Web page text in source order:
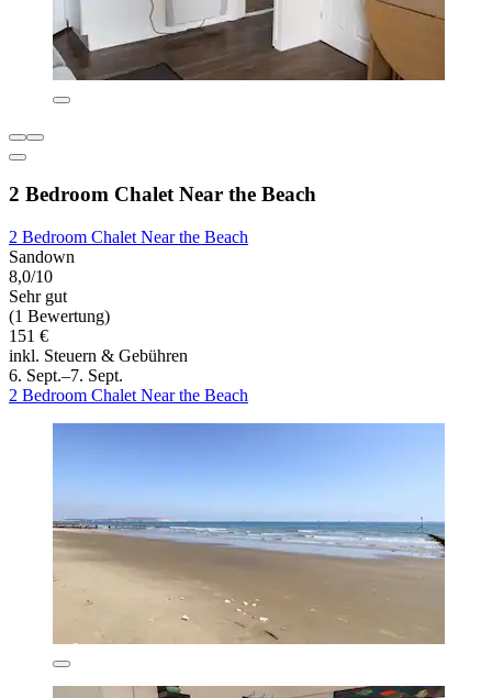
2 Bedroom Chalet Near the Beach
2 Bedroom Chalet Near the Beach
Sandown
8,0/10
Sehr gut
(1 Bewertung)
151 €
inkl. Steuern & Gebühren
6. Sept.–7. Sept.
2 Bedroom Chalet Near the Beach